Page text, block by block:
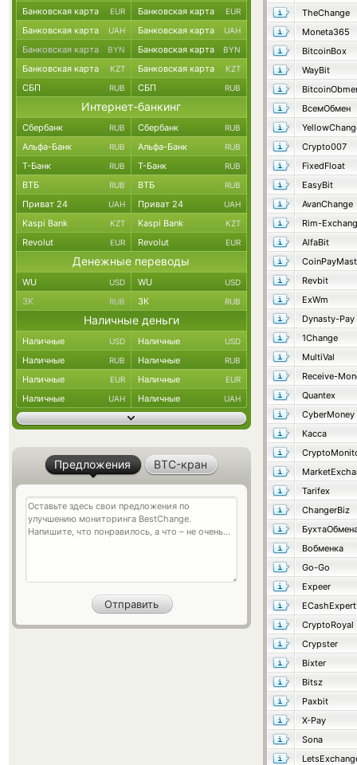
TheChange
Moneta365
BitcoinBox
WayBit
ВсемОбмен
Crypto007
FixedFloat
EasyBit
AvanChange
Rim-
AlfaBit
Revbit
ExWm
Dynasty-Pay
1Change
MultiVal
Receive-
Quantex
CyberMoney
Касса
Tarifex
ChangerBiz
Вобменка
Go-Go
Expeer
ECashExpert
CryptoRoyal
Crypster
Bixter
Bitsz
Paxbit
X-Pay
Sona
Банковская карта EUR Банковская карта EUR
Банковская карта UAH Банковская карта UAH
Банковская карта BYN Банковская карта BYN
Банковская карта KZT Банковская карта KZT
СБП RUB СБП RUB
Интернет-банкинг
Сбербанк RUB Сбербанк RUB
Альфа-Банк RUB Альфа-Банк RUB
Т-Банк RUB Т-Банк RUB
ВТБ RUB ВТБ RUB
Приват 24 UAH Приват 24 UAH
Kaspi Bank KZT Kaspi Bank KZT
Revolut EUR Revolut EUR
Денежные переводы
WU USD WU USD
ЗК RUB ЗК RUB
Наличные деньги
Наличные USD Наличные USD
Наличные RUB Наличные RUB
Наличные EUR Наличные EUR
Наличные UAH Наличные UAH
Предложения BTC-кран